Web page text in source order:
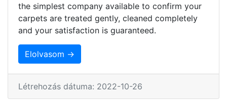
the simplest company available to confirm your
carpets are treated gently, cleaned completely
and your satisfaction is guaranteed.
Elolvasom →
Létrehozás dátuma: 2022-10-26